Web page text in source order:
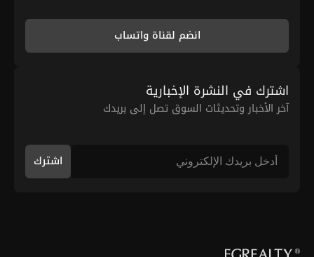
انضم لقناة واتساب
اشترك في النشرة الإخبارية
آخر الأخبار وتحديثات السوق تصل إلى بريدك
اشترك